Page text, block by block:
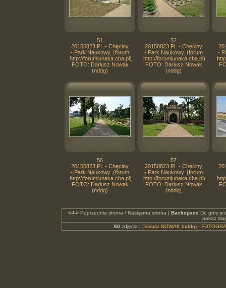
51
20150823 PL - Chęciny
- Park Naukowy. (forum
http://forumjunaka.cba.pl).
FOTO: Dariusz Nowak
(nddg)
52
20150823 PL - Chęciny
- Park Naukowy. (forum
http://forumjunaka.cba.pl).
FOTO: Dariusz Nowak
(nddg)
-
56
20150823 PL - Chęciny
- Park Naukowy. (forum
http://forumjunaka.cba.pl).
FOTO: Dariusz Nowak
(nddg)
57
20150823 PL - Chęciny
- Park Naukowy. (forum
http://forumjunaka.cba.pl).
FOTO: Dariusz Nowak
(nddg)
<-/->Poprzednia strona / Następna strona | Backspace Do góry
pokaz
60 zdjęcia | Dariusz NOWAK (nddg) -